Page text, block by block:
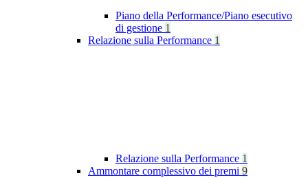
Piano della Performance/Piano esecutivo
di gestione 1
Relazione sulla Performance 1
Relazione sulla Performance 1
Ammontare complessivo dei premi 9